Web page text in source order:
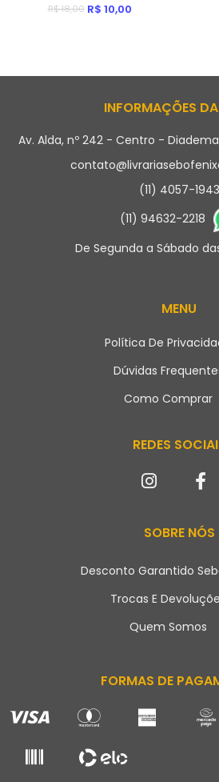
R$ 18,00 R$ 10,00
INFORMAÇÕES
Av. Alda, nº 242 - Centro - Diadema
(11) 4057-1943
(11) 94632-2218
De Segunda a Sábado
MENU
Política De
Dúvidas
Como Comprar
REDES
SOBRE NÓS
Desconto Garantido
Trocas E
Quem Somos
FORMAS DE